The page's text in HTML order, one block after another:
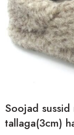
Soojad
tallaga(3cm)